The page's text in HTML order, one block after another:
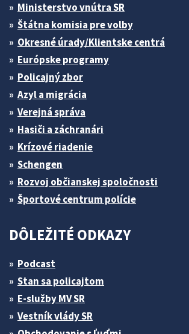
Ministerstvo vnútra SR
Štátna komisia pre volby
Okresné úrady/Klientske centrá
Európske programy
Policajný zbor
Azyl a migrácia
Verejná správa
Hasiči a záchranári
Krízové riadenie
Schengen
Rozvoj občianskej spoločnosti
Športové centrum polície
DÔLEŽITÉ ODKAZY
Podcast
Stan sa policajtom
E-služby MV SR
Vestník vlády SR